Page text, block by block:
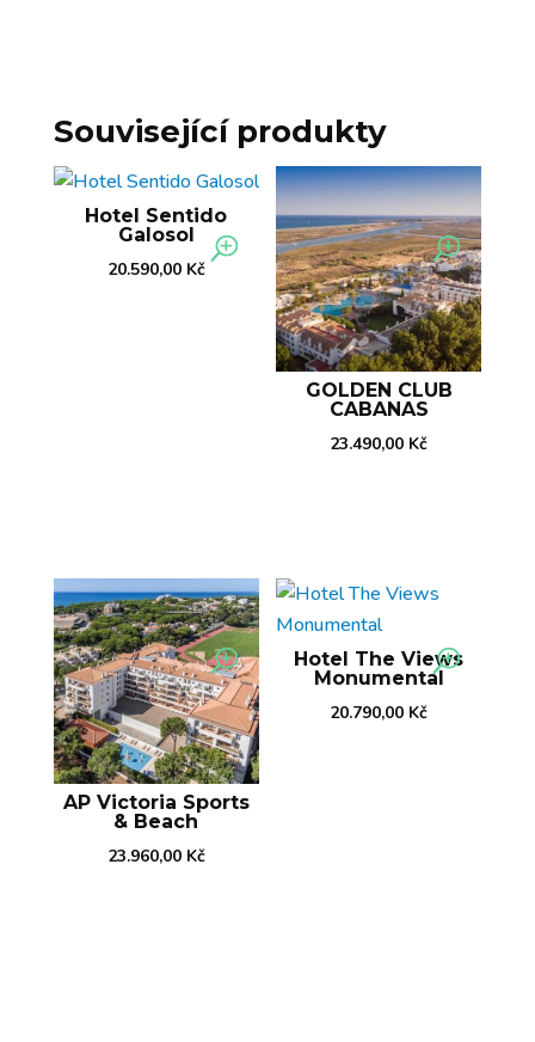
Související produkty
Hotel Sentido
Galosol
20.590,00 Kč
GOLDEN CLUB
CABANAS
23.490,00 Kč
AP Victoria Sports
& Beach
23.960,00 Kč
Hotel The Views
Monumental
20.790,00 Kč